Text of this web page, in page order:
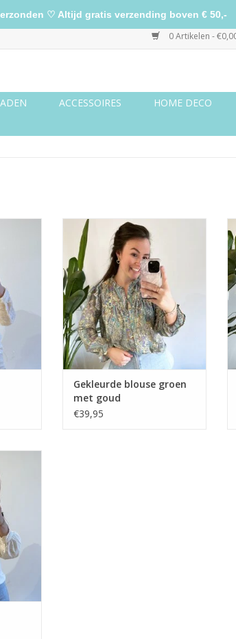
0 Artikelen -
ACCESSOIRES HOME DECO
Gekleurde blouse groen met
goud
Gekleurde blouse groen
met goud
€39,95
♡ Altijd gratis verzending boven € 50,-